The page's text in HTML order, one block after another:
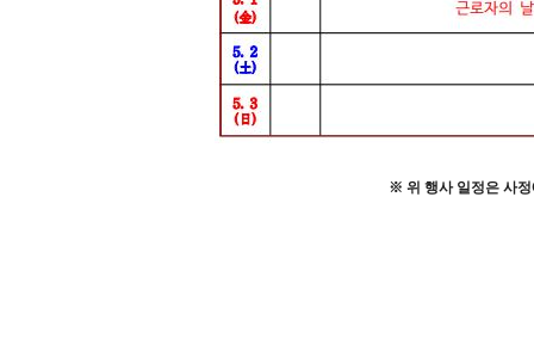
※ 위 행사 일정은 사